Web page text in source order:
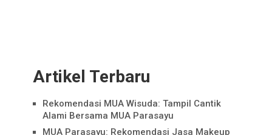
Artikel Terbaru
Rekomendasi MUA Wisuda: Tampil Cantik
Alami Bersama MUA Parasayu
MUA Parasayu: Rekomendasi Jasa Makeup